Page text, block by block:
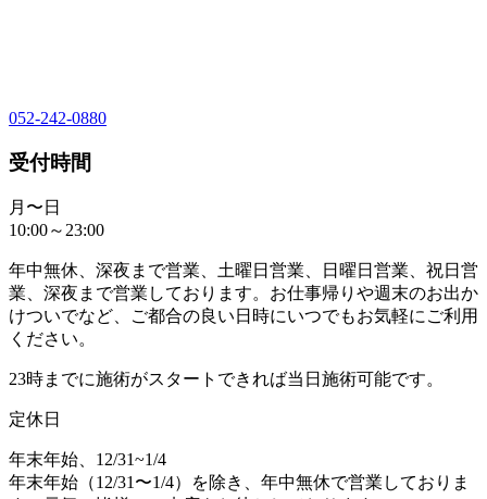
052-242-0880
受付時間
月〜日
10:00～23:00
年中無休、深夜まで営業、土曜日営業、日曜日営業、祝日営
業、深夜まで営業しております。お仕事帰りや週末のお出か
けついでなど、ご都合の良い日時にいつでもお気軽にご利用
ください。
23時までに施術がスタートできれば当日施術可能です。
定休日
年末年始、12/31~1/4
年末年始（12/31〜1/4）を除き、年中無休で営業しておりま